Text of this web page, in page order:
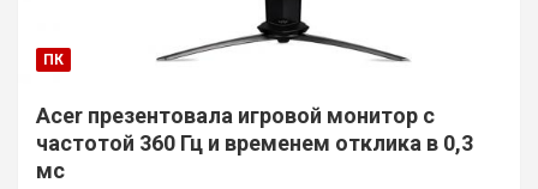
ПК
Acer презентовала игровой монитор с
частотой 360 Гц и временем отклика в 0,3
мс